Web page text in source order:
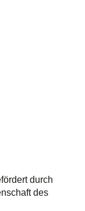
durch
des